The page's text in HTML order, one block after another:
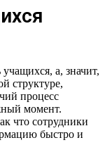
а, значит,
структуре,
процесс
момент.
что сотрудники
быстро и